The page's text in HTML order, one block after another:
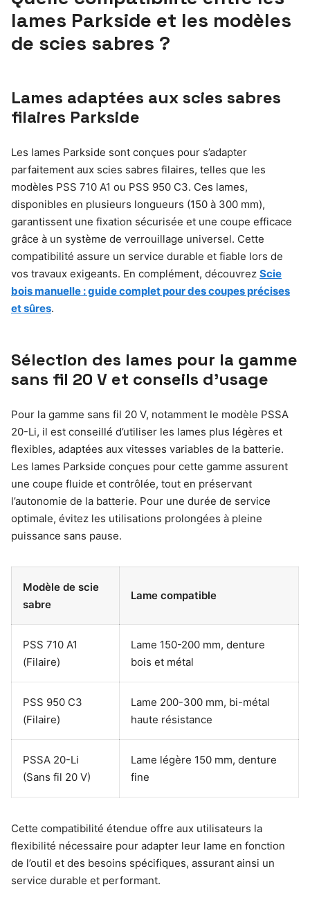
lames Parkside et les modèles
de scies sabres ?
Lames adaptées aux scies sabres
filaires Parkside
Les lames Parkside sont conçues pour s’adapter
parfaitement aux scies sabres filaires, telles que les
modèles PSS 710 A1 ou PSS 950 C3. Ces lames,
disponibles en plusieurs longueurs (150 à 300 mm),
garantissent une fixation sécurisée et une coupe efficace
grâce à un système de verrouillage universel. Cette
compatibilité assure un service durable et fiable lors de
vos travaux exigeants. En complément, découvrez Scie
bois manuelle : guide complet pour des coupes précises
et sûres.
Sélection des lames pour la gamme
sans fil 20 V et conseils d’usage
Pour la gamme sans fil 20 V, notamment le modèle PSSA
20-Li, il est conseillé d’utiliser les lames plus légères et
flexibles, adaptées aux vitesses variables de la batterie.
Les lames Parkside conçues pour cette gamme assurent
une coupe fluide et contrôlée, tout en préservant
l’autonomie de la batterie. Pour une durée de service
optimale, évitez les utilisations prolongées à pleine
puissance sans pause.
Modèle de scie
sabre
Lame compatible
PSS 710 A1
(Filaire)
Lame 150-200 mm, denture
bois et métal
PSS 950 C3
(Filaire)
Lame 200-300 mm, bi-métal
haute résistance
PSSA 20-Li
(Sans fil 20 V)
Lame légère 150 mm, denture
fine
Cette compatibilité étendue offre aux utilisateurs la
flexibilité nécessaire pour adapter leur lame en fonction
de l’outil et des besoins spécifiques, assurant ainsi un
service durable et performant.